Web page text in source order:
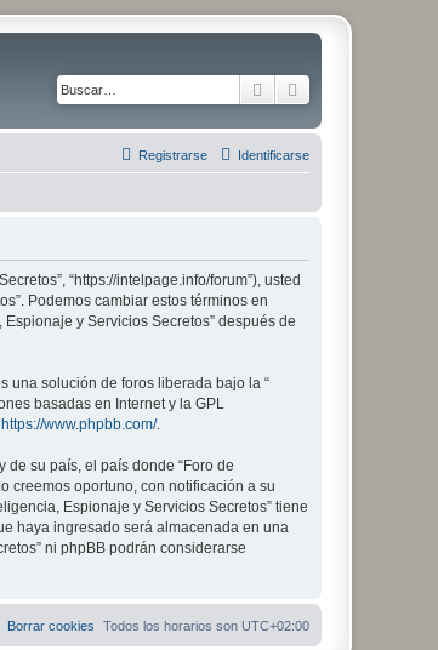
Buscar
Identificarse
Registrarse
“https://intelpage.info/forum”), usted
Podemos cambiar estos términos en
y Servicios Secretos” después de
una solución de foros liberada bajo la “
basadas en Internet y la GPL
https://www.phpbb.com/.
su país, el país donde “Foro de
creemos oportuno, con notificación a su
Espionaje y Servicios Secretos” tiene
haya ingresado será almacenada en una
ni phpBB podrán considerarse
Todos los horarios son UTC+02:00
Borrar cookies